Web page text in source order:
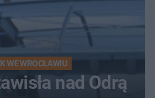
WE WROCŁAWIU
nad Odrą